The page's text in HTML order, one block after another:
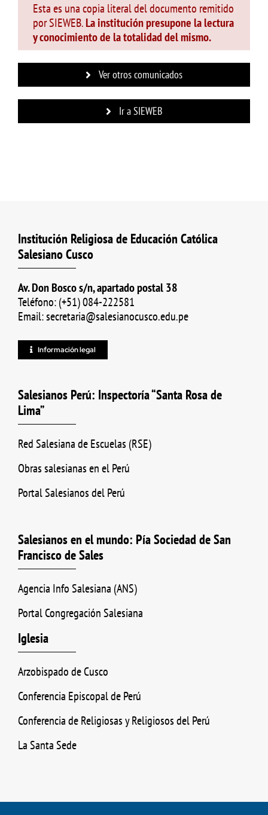
Esta es una copia literal del documento remitido
por SIEWEB.La institución presupone la lectura
y conocimiento de la totalidad del mismo.
Ver otros comunicados
Ir a SIEWEB
Institución Religiosa de Educación Católica
Salesiano Cusco
Av. Don Bosco s/n, apartado postal 38
Teléfono: (+51) 084-222581
Email: secretaria@salesianocusco.edu.pe
Información legal
Salesianos Perú: Inspectoría “Santa Rosa de
Lima”
Red Salesiana de Escuelas (RSE)
Obras salesianas en el Perú
Portal Salesianos del Perú
Salesianos en el mundo: Pía Sociedad de San
Francisco de Sales
Agencia Info Salesiana (ANS)
Portal Congregación Salesiana
Iglesia
Arzobispado de Cusco
Conferencia Episcopal de Perú
Conferencia de Religiosas y Religiosos del Perú
La Santa Sede